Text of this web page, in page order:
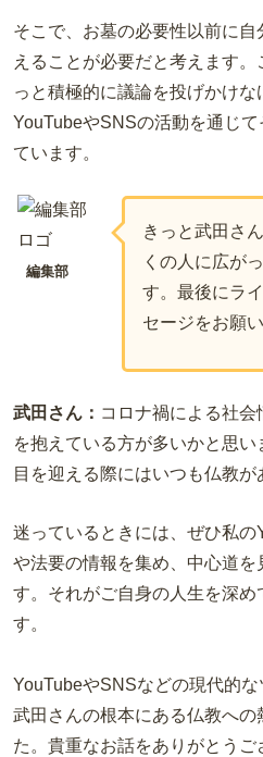
そこで、お墓の必要性以前に
えることが必要だと考えます
っと積極的に議論を投げかけ
YouTubeやSNSの活動を通じ
ています。
編集部
きっと武田さ
くの人に広が
す。最後にラ
セージをお願い
武田さん： コロナ禍による社
を抱えている方が多いかと思
目を迎える際にはいつも仏教が
迷っているときには、ぜひ私
や法要の情報を集め、中心道
す。それがご自身の人生を深
す。
YouTubeやSNSなどの現代的な
武田さんの根本にある仏教へ
た。貴重なお話をありがとうご